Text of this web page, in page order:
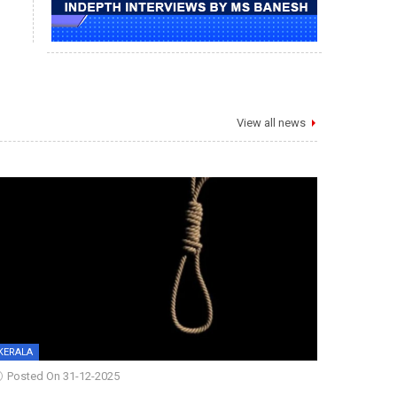
View all news
KERALA
Posted On 31-12-2025